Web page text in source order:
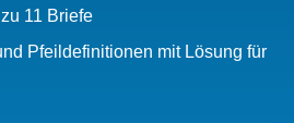
11 Briefe
Pfeildefinitionen mit Lösung für